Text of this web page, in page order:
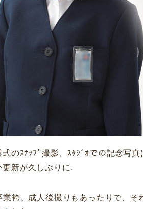
のｽﾅｯﾌﾟ撮影、ｽﾀｼﾞｵでの記念写
新が久しぶりに.
業袴、成人後撮りもあったりで、そ